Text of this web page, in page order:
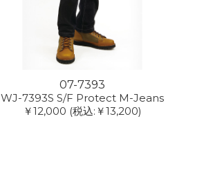
07-7393
WJ-7393S S/F Protect M-Jeans
￥12,000 (税込:￥13,200)